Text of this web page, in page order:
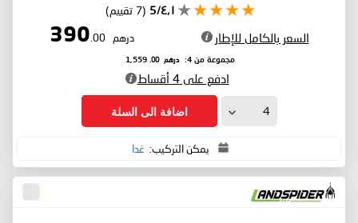
٤٫١/5 (7 تقييم)
السعر بالكامل للإطار درهم 390
.00
مجموعة من 4: درهم 1,559
.00
ادفع على 4 أقساط
اضافة الى السلة
يمكن التركيب: غدا